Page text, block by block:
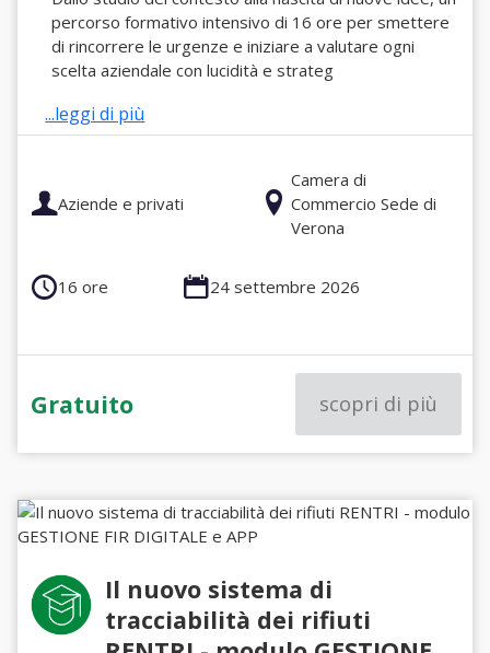
percorso formativo intensivo di 16 ore per smettere
di rincorrere le urgenze e iniziare a valutare ogni
scelta aziendale con lucidità e strateg
...leggi di più
Aziende e privati
Camera di
Commercio Sede di
Verona
16 ore 24 settembre 2026
Gratuito scopri di più
Il nuovo sistema di
tracciabilità dei rifiuti